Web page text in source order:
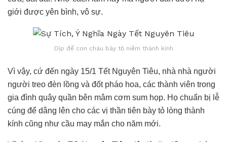
giới được yên bình, vô sự.
Dịp để con cháu bày tỏ niềm thành kính
Vì vậy, cứ đến ngày 15/1 Tết Nguyên Tiêu, nhà nhà người
người treo đèn lồng và đốt pháo hoa, các thành viên trong
gia đình quây quần bên mâm cơm sum họp. Họ chuẩn bị lễ
cúng để dâng lên cho các vị thần tiên bày tỏ lòng thành
kính cũng như cầu may mắn cho năm mới.